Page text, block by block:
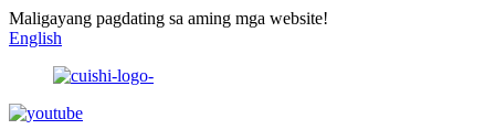
Maligayang pagdating sa aming mga website!
English